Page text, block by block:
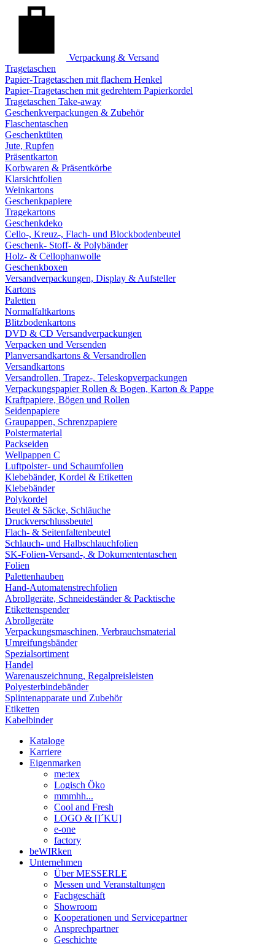
Verpackung & Versand
Tragetaschen
Papier-Tragetaschen mit flachem Henkel
Papier-Tragetaschen mit gedrehtem Papierkordel
Tragetaschen Take-away
Geschenkverpackungen & Zubehör
Flaschentaschen
Geschenktüten
Jute, Rupfen
Präsentkarton
Korbwaren & Präsentkörbe
Klarsichtfolien
Weinkartons
Geschenkpapiere
Tragekartons
Geschenkdeko
Cello-, Kreuz-, Flach- und Blockbodenbeutel
Geschenk- Stoff- & Polybänder
Holz- & Cellophanwolle
Geschenkboxen
Versandverpackungen, Display & Aufsteller
Kartons
Paletten
Normalfaltkartons
Blitzbodenkartons
DVD & CD Versandverpackungen
Verpacken und Versenden
Planversandkartons & Versandrollen
Versandkartons
Versandrollen, Trapez-, Teleskopverpackungen
Verpackungspapier Rollen & Bogen, Karton & Pappe
Kraftpapiere, Bögen und Rollen
Seidenpapiere
Graupappen, Schrenzpapiere
Polstermaterial
Packseiden
Wellpappen C
Luftpolster- und Schaumfolien
Klebebänder, Kordel & Etiketten
Klebebänder
Polykordel
Beutel & Säcke, Schläuche
Druckverschlussbeutel
Flach- & Seitenfaltenbeutel
Schlauch- und Halbschlauchfolien
SK-Folien-Versand-, & Dokumententaschen
Folien
Palettenhauben
Hand-Automatenstrechfolien
Abrollgeräte, Schneideständer & Packtische
Etikettenspender
Abrollgeräte
Verpackungsmaschinen, Verbrauchsmaterial
Umreifungsbänder
Spezialsortiment
Handel
Warenauszeichnung, Regalpreisleisten
Polyesterbindebänder
Splintenapparate und Zubehör
Etiketten
Kabelbinder
Kataloge
Karriere
Eigenmarken
me:tex
Logisch Öko
mmmhh...
Cool and Fresh
LOGO & [I´KU]
e-one
factory
beWIRken
Unternehmen
Über MESSERLE
Messen und Veranstaltungen
Fachgeschäft
Showroom
Kooperationen und Servicepartner
Ansprechpartner
Geschichte